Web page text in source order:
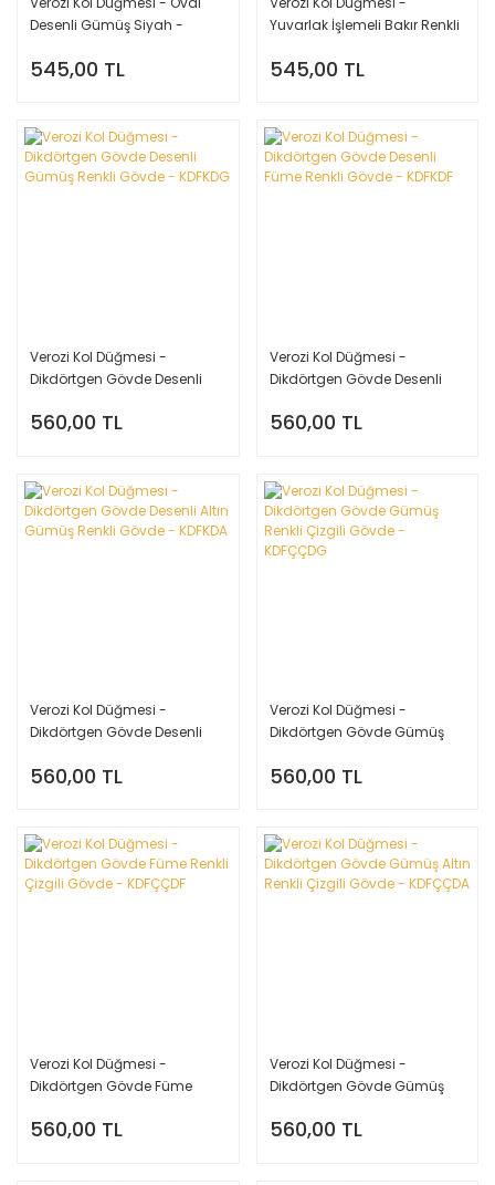
Desenli Gümüş Siyah -
545,00 TL
Yuvarlak İşlemeli Bakır Renkli
545,00 TL
Verozi Kol Düğmesi -
Dikdörtgen Gövde Desenli
KDFKDG
560,00 TL
Verozi Kol Düğmesi -
Dikdörtgen Gövde Desenli
560,00 TL
Verozi Kol Düğmesi -
Dikdörtgen Gövde Desenli
KDFKDA
560,00 TL
Verozi Kol Düğmesi -
Dikdörtgen Gövde Gümüş
KDFÇÇDG
560,00 TL
Verozi Kol Düğmesi -
Dikdörtgen Gövde Füme
KDFÇÇDF
560,00 TL
Verozi Kol Düğmesi -
Dikdörtgen Gövde Gümüş
KDFÇÇDA
560,00 TL